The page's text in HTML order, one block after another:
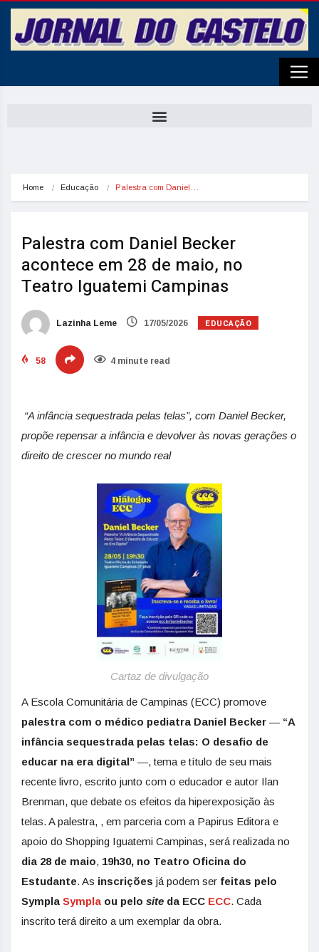
Home Educação Palestra com Daniel…
Palestra com Daniel Becker
acontece em 28 de maio, no
Teatro Iguatemi Campinas
Lazinha Leme 17/05/2026 EDUCAÇÃO
58 4 minute read
“A infância sequestrada pelas telas”, com Daniel Becker,
propõe repensar a infância e devolver às novas gerações o
direito de crescer no mundo real
Cartaz de divulgação
A Escola Comunitária de Campinas (ECC) promove
palestra com o médico pediatra Daniel Becker — “A
infância sequestrada pelas telas: O desafio de
educar na era digital” —, tema e título de seu mais
recente livro, escrito junto com o educador e autor Ilan
Brenman, que debate os efeitos da hiperexposição às
telas. A palestra, , em parceria com a Papirus Editora e
apoio do Shopping Iguatemi Campinas, será realizada no
dia 28 de maio, 19h30, no Teatro Oficina do
Estudante. As inscrições já podem ser feitas pelo
Sympla Sympla ou pelo site da ECC ECC. Cada
inscrito terá direito a um exemplar da obra.